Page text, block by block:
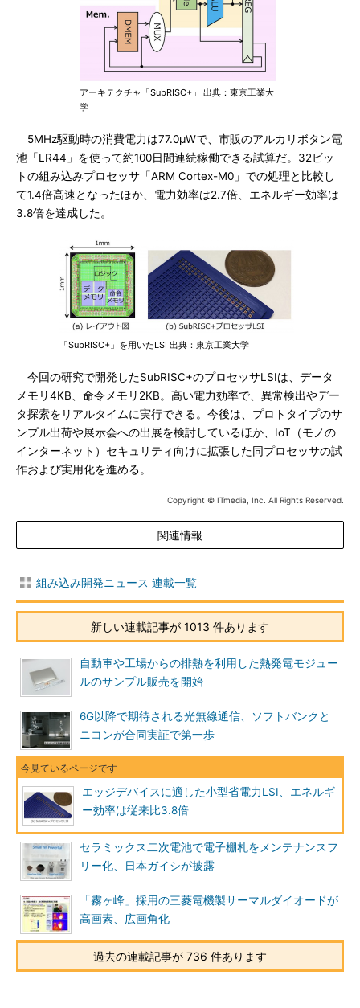
アーキテクチャ「SubRISC+」 出典：東京工業大
学
5MHz駆動時の消費電力は77.0μWで、市販のアルカリボタン電
池「LR44」を使って約100日間連続稼働できる試算だ。32ビッ
トの組み込みプロセッサ「ARM Cortex-M0」での処理と比較し
て1.4倍高速となったほか、電力効率は2.7倍、エネルギー効率は
3.8倍を達成した。
「SubRISC+」を用いたLSI 出典：東京工業大学
今回の研究で開発したSubRISC+のプロセッサLSIは、データ
メモリ4KB、命令メモリ2KB。高い電力効率で、異常検出やデー
タ探索をリアルタイムに実行できる。今後は、プロトタイプのサ
ンプル出荷や展示会への出展を検討しているほか、IoT（モノの
インターネット）セキュリティ向けに拡張した同プロセッサの試
作および実用化を進める。
Copyright © ITmedia, Inc. All Rights Reserved.
関連情報
組み込み開発ニュース 連載一覧
新しい連載記事が 1013 件あります
自動車や工場からの排熱を利用した熱発電モジュー
ルのサンプル販売を開始
6G以降で期待される光無線通信、ソフトバンクと
ニコンが合同実証で第一歩
エッジデバイスに適した小型省電力LSI、エネルギ
ー効率は従来比3.8倍
セラミックス二次電池で電子棚札をメンテナンスフ
リー化、日本ガイシが披露
「霧ヶ峰」採用の三菱電機製サーマルダイオードが
高画素、広画角化
過去の連載記事が 736 件あります